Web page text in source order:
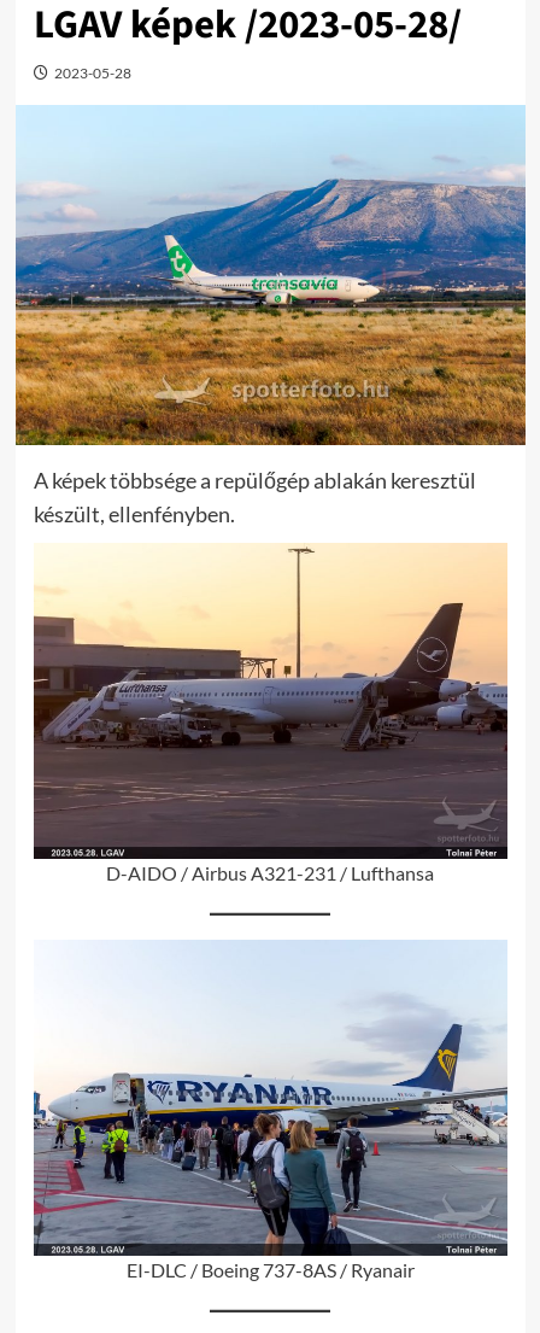
LGAV képek /2023-05-28/
2023-05-28
A képek többsége a repülőgép ablakán keresztül
készült, ellenfényben.
D-AIDO / Airbus A321-231 / Lufthansa
EI-DLC / Boeing 737-8AS / Ryanair